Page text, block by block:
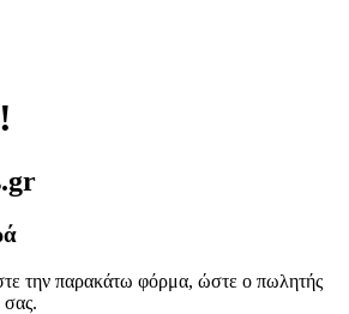
την παρακάτω φόρμα, ώστε ο πωλητής
σας.